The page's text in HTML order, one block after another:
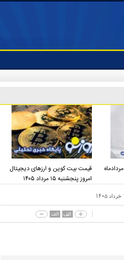
قیمت خودرو در بازر امروز ۱۵ مردادماه
قیمت بیت کوین و ارز‌های دیجیتال
امروز پنجشنبه ۱۵ مرداد ۱۴۰۵
الف الف